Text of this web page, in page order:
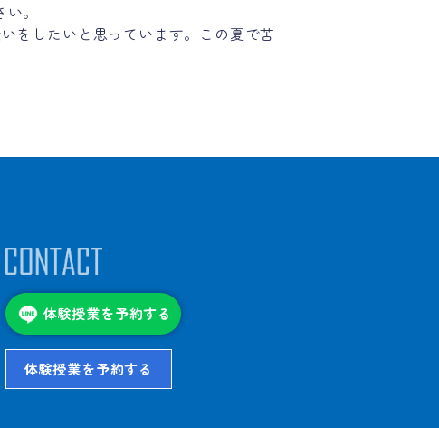
。
をしたいと思っています。この夏で苦
体験授業を予約する
体験授業を予約する